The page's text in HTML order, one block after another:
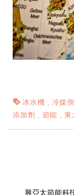
冰水機 冷媒側
添加劑
節能 東
興亞太節能科